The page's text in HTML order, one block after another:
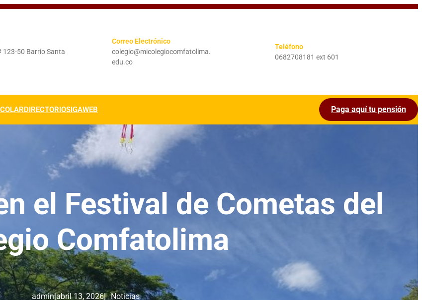
123-50 Barrio Santa
Correo Electrónico
colegio@micolegiocomfatolima.
edu.co
Teléfono
0682708181 ext 601
DIRECTORIOSIGAWEB Paga aquí tu pensión
el Festival de Cometas del
Comfatolima
admin|abril 13, 2026| Noticias